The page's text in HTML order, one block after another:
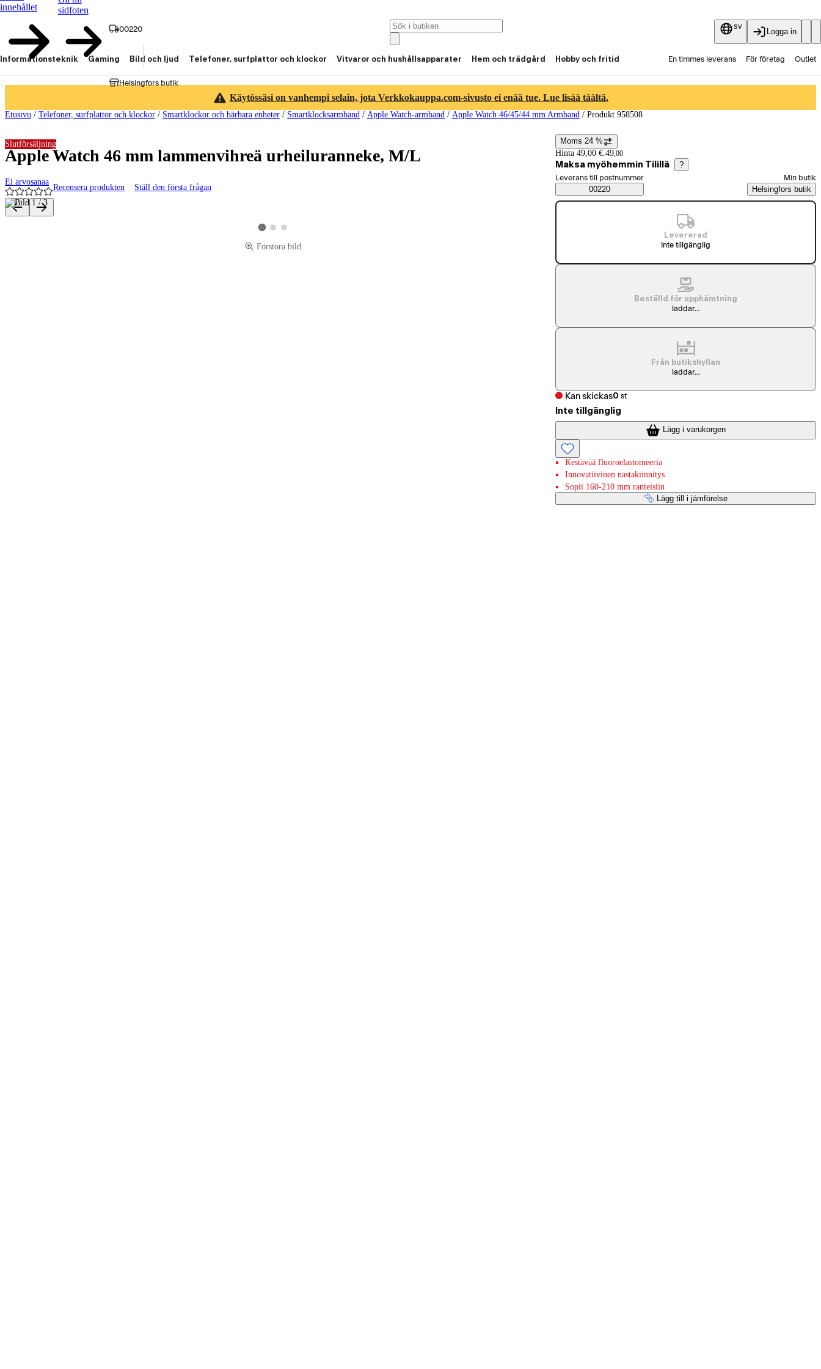
innehållet
sidfoten
00220
Helsingfors butik
sv
Logga in
Informationsteknik Gaming Bild och ljud Telefoner, surfplattor och klockor Vitvaror och hushållsapparater Hem och trädgård Hobby och fritid En timmes leverans För företag Outlet
Käytössäsi on vanhempi selain, jota Verkkokauppa.com-sivusto ei enää tue. Lue lisää täältä.
Etusivu / Telefoner, surfplattor och klockor / Smartklockor och bärbara enheter / Smartklocksarmband / Apple Watch-armband / Apple Watch 46/45/44 mm Armband / Produkt 958508
Apple Watch 46 mm lammenvihreä urheiluranneke, M/L
Ei arvosanaa
Recensera produkten Ställ den första frågan
Slutförsäljning
Produktbilder och videor
Visa produktbild 1
Visa produktbild 2
Visa produktbild 3
Förstora bild
Prisinformation
Moms 24 %
Hinta 49,00 €.49,00
Maksa myöhemmin Tilillä ?
Saatavuustiedot
Välj beställningssätt
Leverans till postnummer
00220
Min butik
Helsingfors butik
Levererad
Inte tillgänglig
Beställd för upphämtning
laddar...
Från butikshyllan
laddar...
Kan skickas0 st
Inte tillgänglig
Lägg i varukorgen
Kestävää fluoroelastomeeria
Innovatiivinen nastakiinnitys
Sopii 160-210 mm ranteisiin
Lägg till i jämförelse